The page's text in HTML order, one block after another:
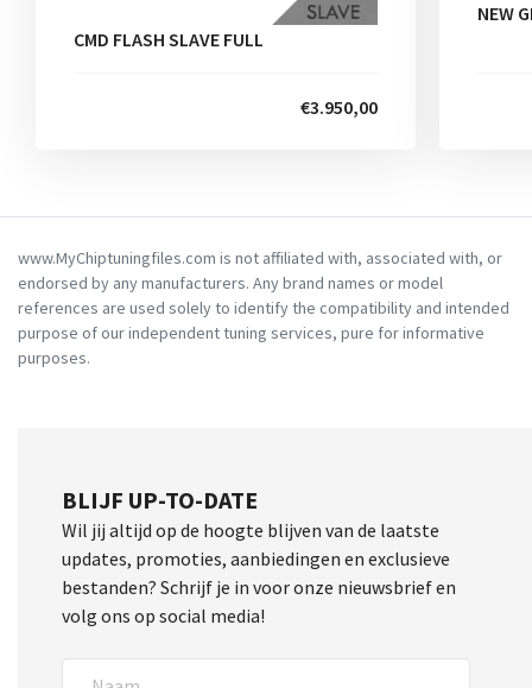
CMD FLASH SLAVE FULL
€3.950,00
NEW
www.MyChiptuningfiles.com is not affiliated with, associated with, or
endorsed by any manufacturers. Any brand names or model
references are used solely to identify the compatibility and intended
purpose of our independent tuning services, pure for informative
purposes.
BLIJF UP-TO-DATE
Wil jij altijd op de hoogte blijven van de laatste
updates, promoties, aanbiedingen en exclusieve
bestanden? Schrijf je in voor onze nieuwsbrief en
volg ons op social media!